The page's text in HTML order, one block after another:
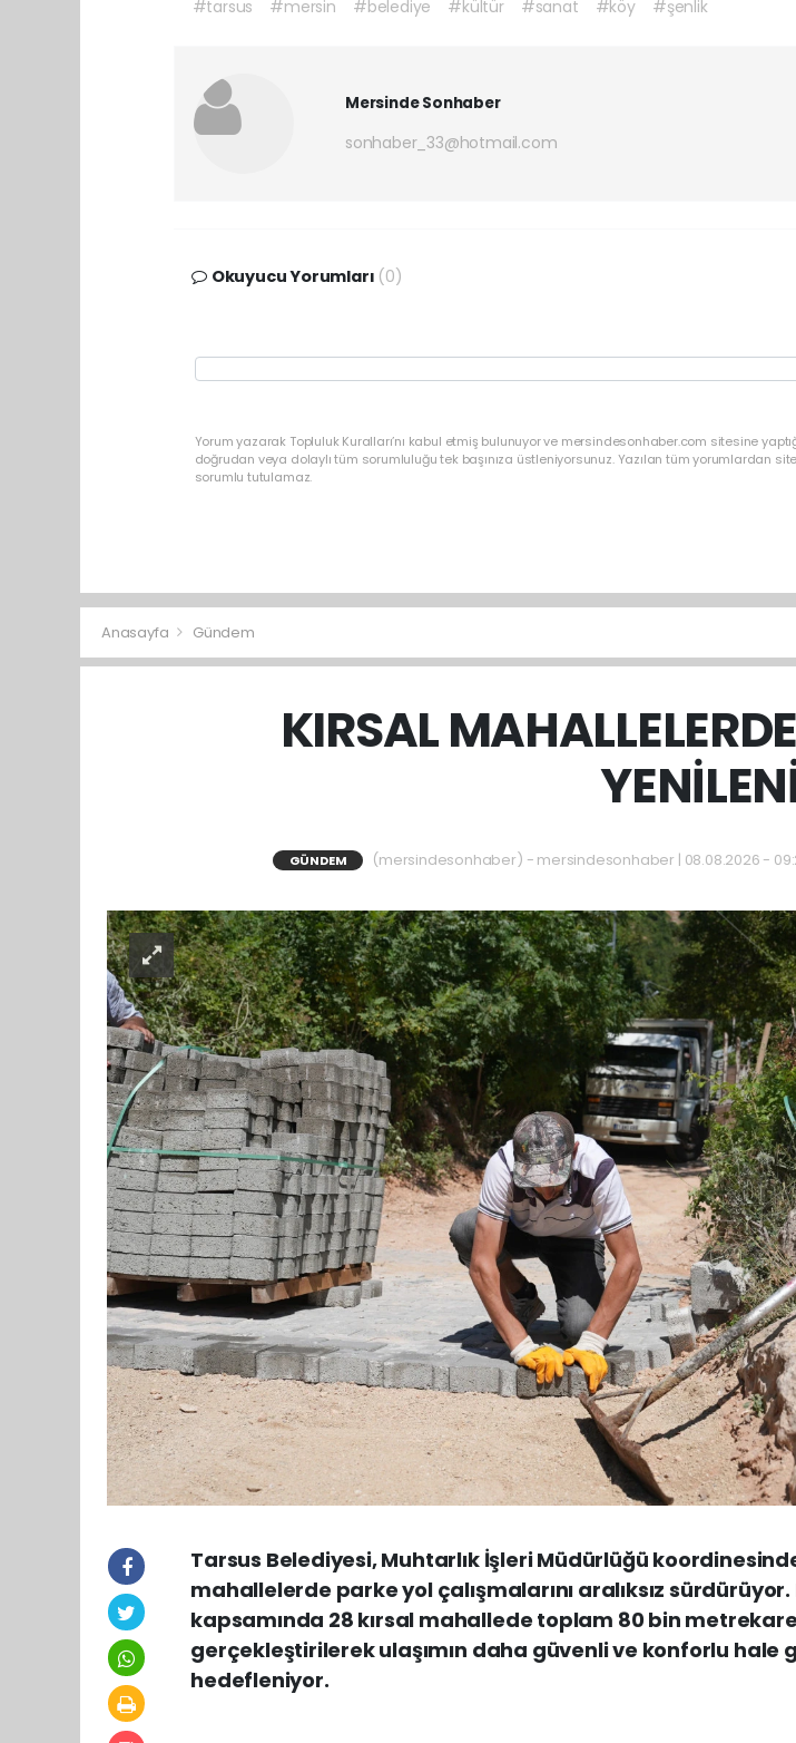
#tarsus #mersin #belediye #kültür #sanat #köy #şenlik
Mersinde Sonhaber
sonhaber_33@hotmail.com
Okuyucu Yorumları (0)
Yorum yazarak Topluluk Kuralları’nı kabul etmiş bulunuyor ve mersindesonhaber.com sitesine
doğrudan veya dolaylı tüm sorumluluğu tek başınıza üstleniyorsunuz. Yazılan tüm yorumlardan
sorumlu tutulamaz.
Anasayfa Gündem
KIRSAL
GÜNDEM (mersindesonhaber) - mersindesonhaber | 08.08.2026 -
Tarsus Belediyesi, Muhtarlık İşleri Müdürlüğü
mahallelerde parke yol çalışmalarını aralıksız
kapsamında 28 kırsal mahallede toplam 80 bin
gerçekleştirilerek ulaşımın daha güvenli ve konforlu hale
hedefleniyor.